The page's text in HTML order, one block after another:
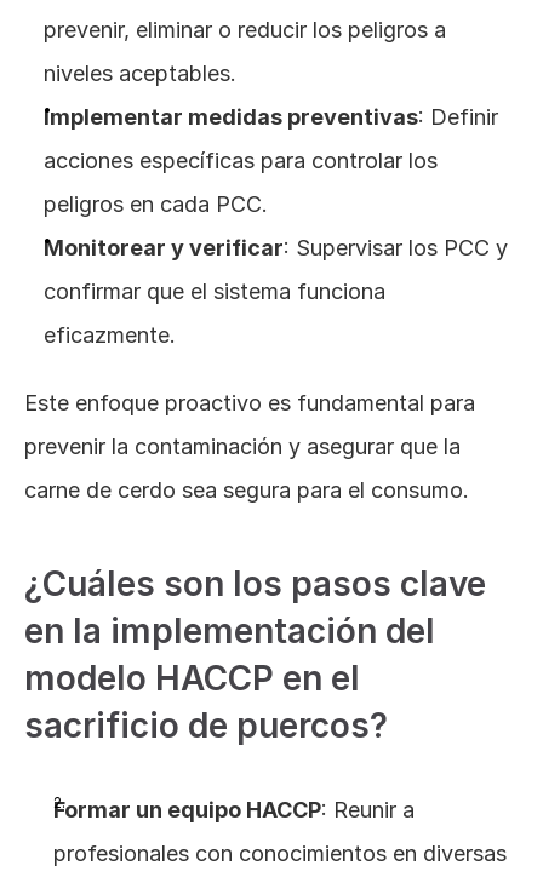
prevenir, eliminar o reducir los peligros a
niveles aceptables.
Implementar medidas preventivas: Definir
acciones específicas para controlar los
peligros en cada PCC.
Monitorear y verificar: Supervisar los PCC y
confirmar que el sistema funciona
eficazmente.
Este enfoque proactivo es fundamental para
prevenir la contaminación y asegurar que la
carne de cerdo sea segura para el consumo.
¿Cuáles son los pasos clave
en la implementación del
modelo HACCP en el
sacrificio de puercos?
Formar un equipo HACCP: Reunir a
profesionales con conocimientos en diversas